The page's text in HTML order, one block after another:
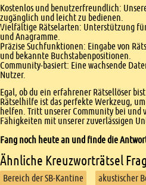
Kostenlos und benutzerfreundlich:
zugänglich und leicht zu bedienen.
Vielfältige Rätselarten: Unterstützung
und Anagramme.
Präzise Suchfunktionen: Eingabe von
und bekannte Buchstabenpositionen.
Community-basiert: Eine wachsende
Nutzer.
Egal, ob du ein erfahrener Rätsellöser
Rätselhilfe ist das perfekte Werkzeug,
helfen. Tritt unserer Community bei und
Fähigkeiten mit unserer zuverlässigen
Fang noch heute an und finde die
Ähnliche Kreuzworträtsel
Bereich der SB-Kantine
akustischer